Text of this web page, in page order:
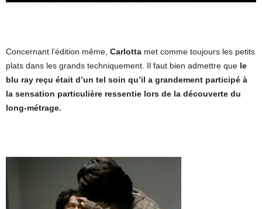
Concernant l’édition même, Carlotta met comme toujours les petits
plats dans les grands techniquement. Il faut bien admettre que le
blu ray reçu était d’un tel soin qu’il a grandement participé à
la sensation particulière ressentie lors de la découverte du
long-métrage.